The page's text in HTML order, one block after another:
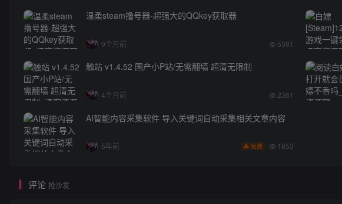
温柔steam撸号器-超强大的QQkey获取器
9个月前 5381
触站 v1.4.52 国产小P站/无需翻墙 超清无限制
4个月前 2361
AI智能内容采集软件 导入关键词自动采集相关文章内容
5年前 免费 1853
评论 抢沙发